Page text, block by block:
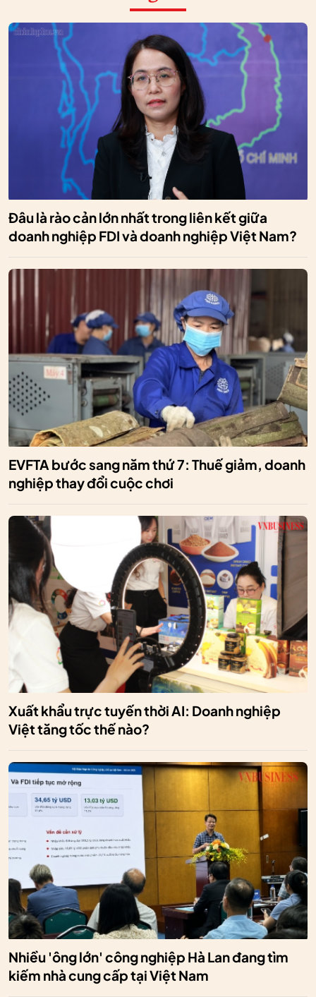
Đâu là rào cản lớn nhất trong liên kết giữa
doanh nghiệp FDI và doanh nghiệp Việt Nam?
EVFTA bước sang năm thứ 7: Thuế giảm, doanh
nghiệp thay đổi cuộc chơi
Xuất khẩu trực tuyến thời AI: Doanh nghiệp
Việt tăng tốc thế nào?
Nhiều 'ông lớn' công nghiệp Hà Lan đang tìm
kiếm nhà cung cấp tại Việt Nam